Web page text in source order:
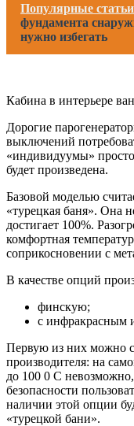
Популярные статьи
фундамента
нужно избегать
Кабина в интерьере
Дорогие
выключений
«индивидуумы» просто
будет произведена.
Базовой моделью
«турецкая баня». Она
достигает 100%.
комфортная
соприкосновении с
В качестве опций
финскую;
с инфракрасным
Первую из них можно
производителя: на
до 100 0 С
безопасности
наличии этой опции
«турецкой бани».